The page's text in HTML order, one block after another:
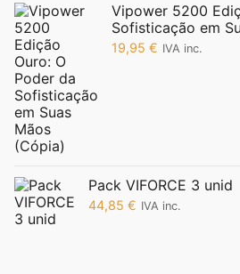
Vipower 5200
Sofisticação em
19,95 € IVA inc.
Pack VIFORCE 3 unid
44,85 € IVA inc.